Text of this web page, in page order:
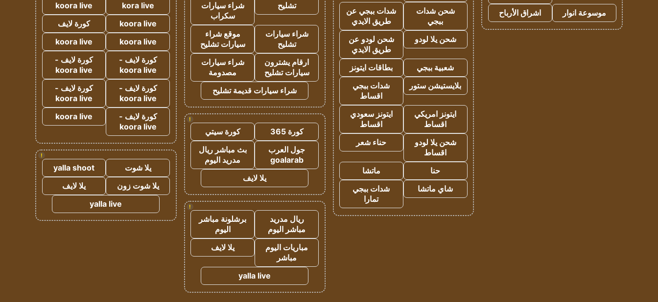
موسوعة انوار
اشراق الأرباح
شحن شدات
ببجي
شدات ببجي عن
طريق الايدي
شحن يلا لودو
شحن لودو عن
طريق الايدي
شعبية ببجي
بطاقات ايتونز
بلايستيشن ستور
شدات ببجي
اقساط
ايتونز امريكي
اقساط
ايتونز سعودي
اقساط
شحن يلا لودو
اقساط
حناء شعر
حنا
ماتشا
شاي ماتشا
شدات ببجي
تمارا
تشليح
شراء سيارات
سكراب
شراء سيارات
تشليح
موقع شراء
سيارات تشليح
ارقام يشترون
سيارات تشليح
شراء سيارات
مصدومة
شراء سيارات قديمة تشليح
!
كورة 365
كورة سيتي
جول العرب
goalarab
بث مباشر ريال
مدريد اليوم
يلا لايف
!
ريال مدريد
مباشر اليوم
برشلونة مباشر
اليوم
مباريات اليوم
مباشر
يلا لايف
yalla live
kora live
koora live
koora live
كورة لايف
koora live
koora live
كورة لايف -
koora live
كورة لايف -
koora live
كورة لايف -
koora live
كورة لايف -
koora live
كورة لايف -
koora live
koora live
!
يلا شوت
yalla shoot
يلا شوت زون
يلا لايف
yalla live